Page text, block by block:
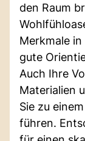
den Raum
Merkmale
gute
Auch Ihre
Materialien
Sie zu
führen.